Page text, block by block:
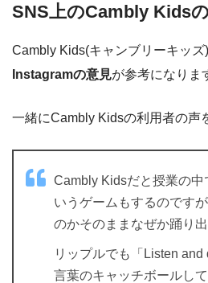
SNS上のCambly Kids
Cambly Kids(キャンブリーキッズ)
Instagramの意見が参考になりま
一緒にCambly Kidsの利用者の声
Cambly Kidsだと授業の中
いうゲームもするのです
のかそのままなぜか踊り出
リップルでも「Listen and
言葉のキャッチボールし